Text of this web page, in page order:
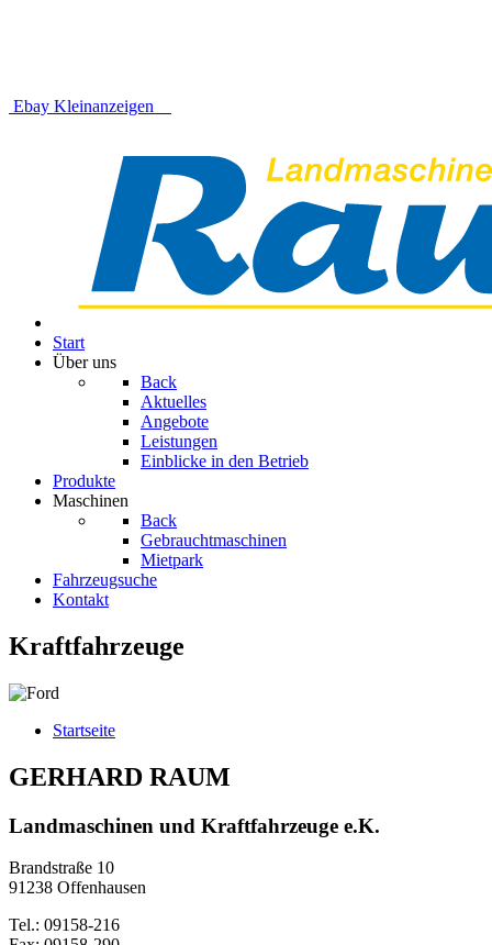
Ebay Kleinanzeigen
Start
Über uns
Back
Aktuelles
Angebote
Leistungen
Einblicke in den Betrieb
Produkte
Maschinen
Back
Gebrauchtmaschinen
Mietpark
Fahrzeugsuche
Kontakt
Kraftfahrzeuge
Startseite
GERHARD RAUM
Landmaschinen und Kraftfahrzeuge e.K.
Brandstraße 10
91238 Offenhausen
Tel.: 09158-216